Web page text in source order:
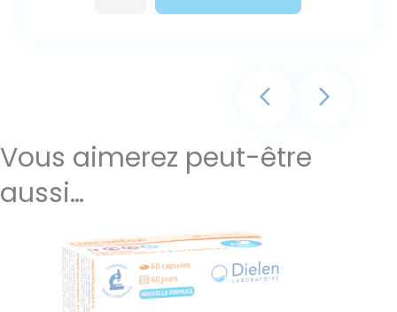
MAGZEN®
Vous aimerez peut-être
aussi…